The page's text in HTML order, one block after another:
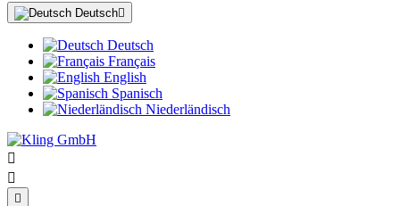
Deutsch
Deutsch
Français
English
Spanisch
Niederländisch


